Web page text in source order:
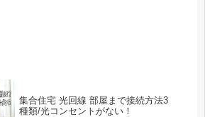
集合住宅 光回線 部屋まで接続方法3
種類/光コンセントがない！